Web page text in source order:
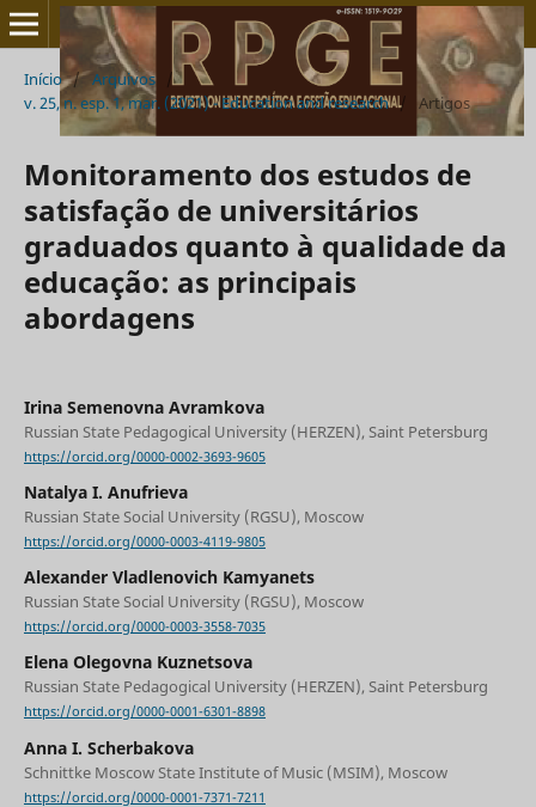
Início / Arquivos
/
v. 25, n. esp. 1, mar. (2021) - Education and research / Artigos
Monitoramento dos estudos de
satisfação de universitários
graduados quanto à qualidade da
educação: as principais
abordagens
Irina Semenovna Avramkova
Russian State Pedagogical University (HERZEN), Saint Petersburg
https://orcid.org/0000-0002-3693-9605
Natalya I. Anufrieva
Russian State Social University (RGSU), Moscow
https://orcid.org/0000-0003-4119-9805
Alexander Vladlenovich Kamyanets
Russian State Social University (RGSU), Moscow
https://orcid.org/0000-0003-3558-7035
Elena Olegovna Kuznetsova
Russian State Pedagogical University (HERZEN), Saint Petersburg
https://orcid.org/0000-0001-6301-8898
Anna I. Scherbakova
Schnittke Moscow State Institute of Music (MSIM), Moscow
https://orcid.org/0000-0001-7371-7211